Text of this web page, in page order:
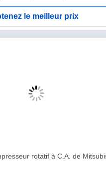
le meilleur prix
rotatif à C.A. de